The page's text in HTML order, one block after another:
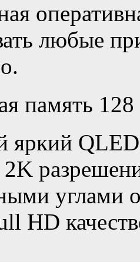
любые
память
яркий
углами
HD